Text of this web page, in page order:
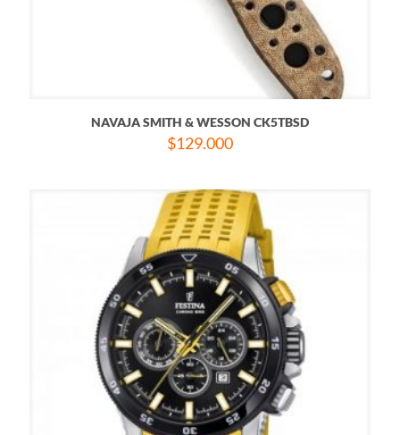
NAVAJA SMITH & WESSON CK5TBSD
$129.000